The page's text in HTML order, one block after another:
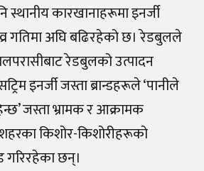
स्थानीय कारखानाहरूमा इनर्जी
गतिमा अघि बढिरहेको छ। रेडबुलले
रेडबुलको उत्पादन
इनर्जी जस्ता ब्रान्डहरूले ‘पानीले
जस्ता भ्रामक र आक्रामक
शहरका किशोर-किशोरीहरूको
गरिरहेका छन्।